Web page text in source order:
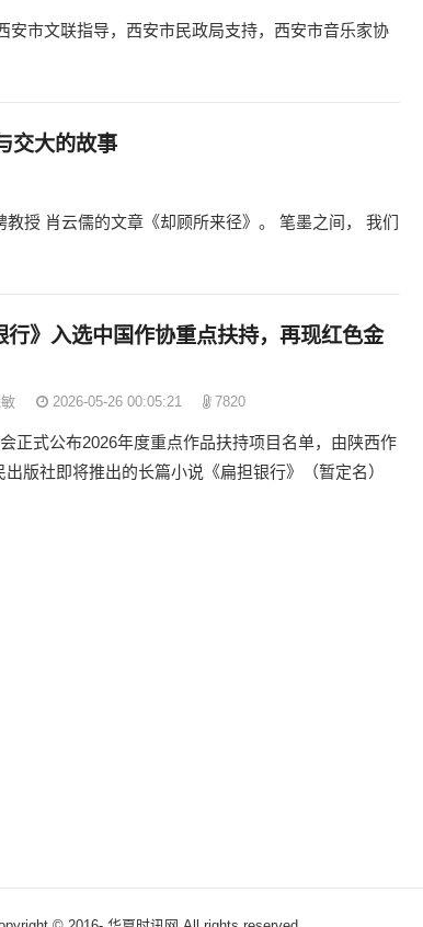
市文联指导，西安市民政局支持，西安市音乐家协
交大的故事
授 肖云儒的文章《却顾所来径》。 笔墨之间， 我们
行》入选中国作协重点扶持，再现红色金
2026-05-26 00:05:21 7820
正式公布2026年度重点作品扶持项目名单，由陕西作
版社即将推出的长篇小说《扁担银行》（暂定名）